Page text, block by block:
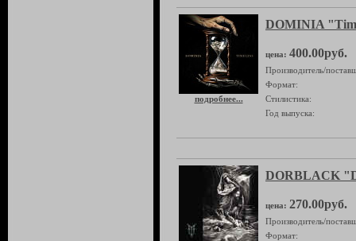
подробнее...
DOMINIA
цена: 400.00руб.
Производитель/
Формат:
Стилистика:
Год выпуска:
DORBLACK
цена: 270.00руб.
Производитель/
Формат: